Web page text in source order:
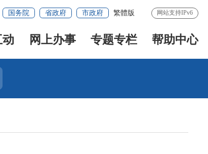
国务院 省政府 市政府 繁體版 网站支持IPv6
网上办事 专题专栏 帮助中心